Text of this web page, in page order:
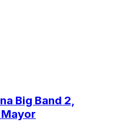
Big Band 2,